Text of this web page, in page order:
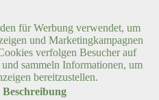
für Werbung verwendet, um
und Marketingkampagnen
verfolgen Besucher auf
sammeln Informationen, um
bereitzustellen.
Beschreibung